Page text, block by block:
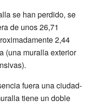
se han perdido, se
de unos 26,71
2,44
(una muralla exterior
fuera una ciudad-
tiene un doble